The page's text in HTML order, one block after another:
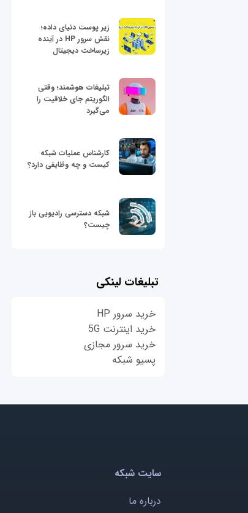
زیر پوست دنیای داده؛
نقش سرور HP در آینده
زیرساخت دیجیتال
تبلیغات هوشمند؛ وقتی
الگوریتم جای خلاقیت را
می‌گیرد
کارشناس عملیات شبکه
کیست و چه وظایفی دارد؟
شبکه دسترسی رادیویی باز
چیست؟
تبلیغات لینکی
خرید سرور HP
خرید اینترنت 5G
خرید سرور مجازی
پسیو شبکه
سایت شبکه
درباره ما